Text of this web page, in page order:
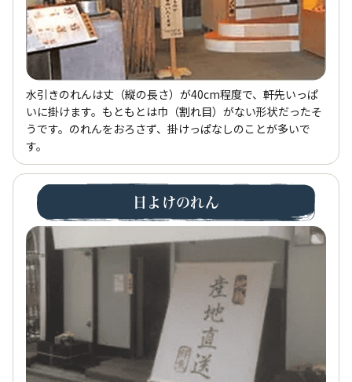
水引きのれんは丈（縦の長さ）が40cm程度で、軒先いっぱ
いに掛けます。もともとは巾（割れ目）がない形状だったそ
うです。のれんをおろさず、掛けっぱなしのことが多いで
す。
日よけのれん